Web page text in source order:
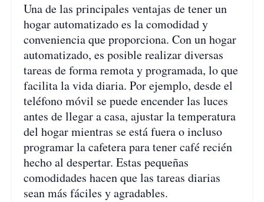
Una de las principales ventajas de tener un
hogar automatizado es la comodidad y
conveniencia que proporciona. Con un hogar
automatizado, es posible realizar diversas
tareas de forma remota y programada, lo que
facilita la vida diaria. Por ejemplo, desde el
teléfono móvil se puede encender las luces
antes de llegar a casa, ajustar la temperatura
del hogar mientras se está fuera o incluso
programar la cafetera para tener café recién
hecho al despertar. Estas pequeñas
comodidades hacen que las tareas diarias
sean más fáciles y agradables.